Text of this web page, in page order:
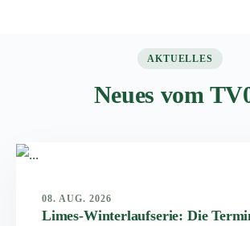
AKTUELLES
Neues vom
08. AUG. 2026
Limes-Winterlaufserie: Die